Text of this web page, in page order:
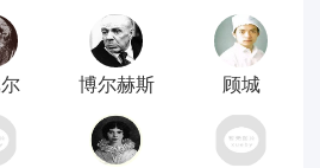
博尔赫斯 顾城